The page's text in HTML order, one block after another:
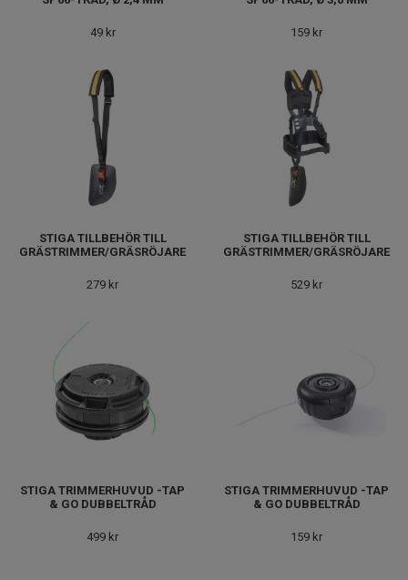
49 kr 159 kr
STIGA TILLBEHÖR TILL
GRÄSTRIMMER/GRÄSRÖJARE
279 kr
STIGA TILLBEHÖR TILL
GRÄSTRIMMER/GRÄSRÖJARE
529 kr
STIGA TRIMMERHUVUD -TAP
& GO DUBBELTRÅD
499 kr
STIGA TRIMMERHUVUD -TAP
& GO DUBBELTRÅD
159 kr